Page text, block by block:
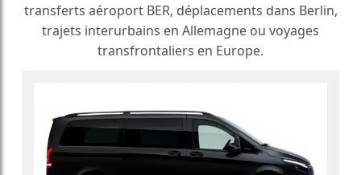
transferts aéroport BER, déplacements dans Berlin,
trajets interurbains en Allemagne ou voyages
transfrontaliers en Europe.